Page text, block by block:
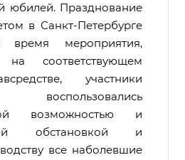
юбилей. Празднование
в Санкт-Петербурге
мероприятия,
на соответствующем
участники
возможностью и
обстановкой и
все наболевшие